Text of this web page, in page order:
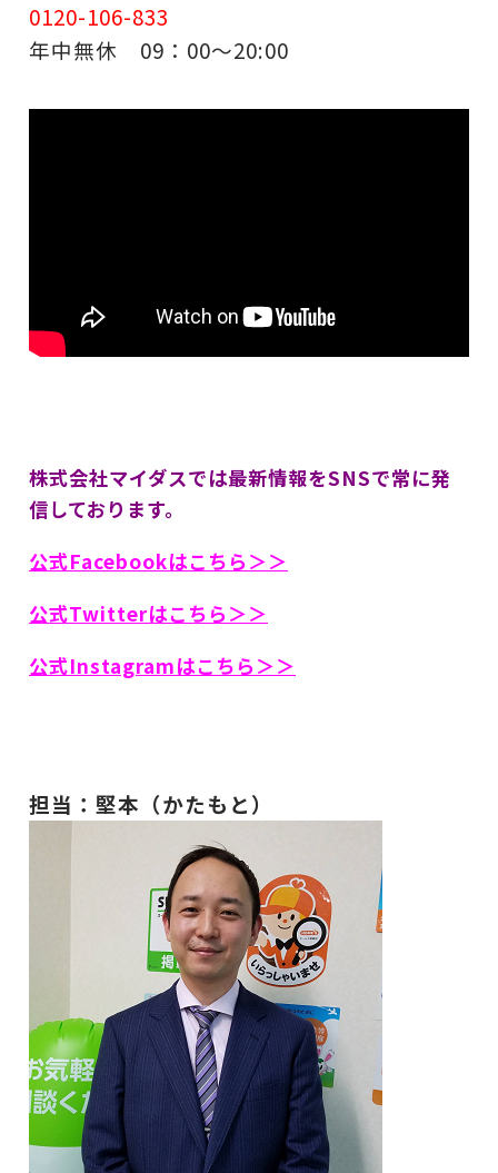
0120-106-833
年中無休 09：00～20:00
株式会社マイダスでは最新情報をSNSで常に発
信しております。
公式Facebookはこちら＞＞
公式Twitterはこちら＞＞
公式Instagramはこちら＞＞
担当：堅本（かたもと）